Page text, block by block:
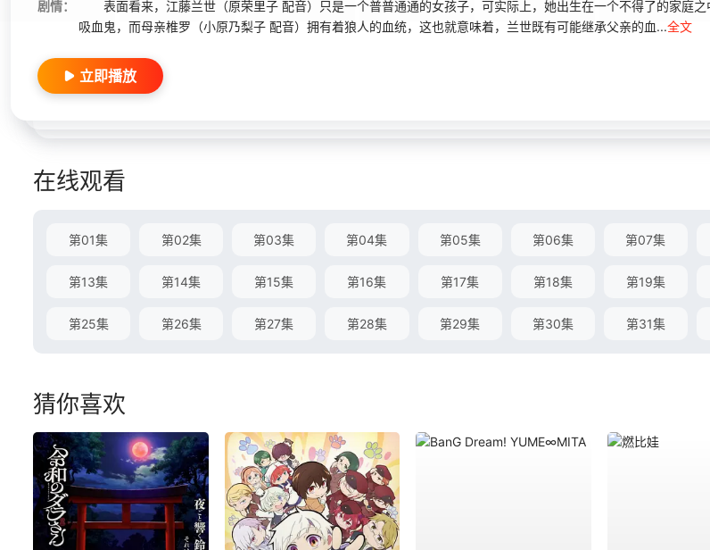
剧情：
表面看来，江藤兰世（原荣里子 配音）只是一个普普通通的女孩子，可实际上，她出生在一个不得了的家庭之
吸血鬼，而母亲椎罗（小原乃梨子 配音）拥有着狼人的血统，这也就意味着，兰世既有可能继承父亲的血...全文
立即播放
在线观看
第01集 第02集 第03集 第04集 第05集 第06集 第07集
第13集 第14集 第15集 第16集 第17集 第18集 第19集
第25集 第26集 第27集 第28集 第29集 第30集 第31集
猜你喜欢